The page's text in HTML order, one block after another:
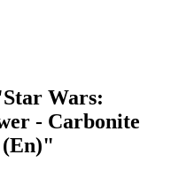
Wars:
- Carbonite
(En)"